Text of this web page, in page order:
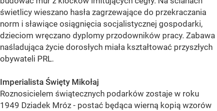
świetlicy wieszano hasła zagrzewające do przekraczania
norm i sławiące osiągnięcia socjalistycznej gospodarki,
dzieciom wręczano dyplomy przodowników pracy. Zabawa
naśladująca życie dorosłych miała kształtować przyszłych
obywateli PRL.
Imperialista Święty Mikołaj
Roznosicielem świątecznych podarków zostaje w roku
1949 Dziadek Mróz - postać będąca wierną kopią wzorów